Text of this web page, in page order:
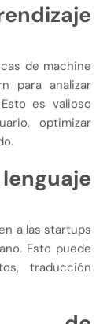
de machine
para analizar
es valioso
optimizar
a las startups
Esto puede
traducción